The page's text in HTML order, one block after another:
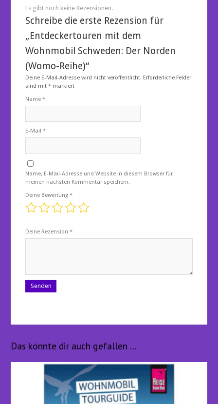
Es gibt noch keine Rezensionen.
Schreibe die erste Rezension für
„Entdeckertouren mit dem
Wohnmobil Schweden: Der Norden
(Womo-Reihe)“
Deine E-Mail-Adresse wird nicht veröffentlicht. Erforderliche Felder
sind mit* markiert
Name*
E-Mail*
Name, E-Mail-Adresse und Website in diesem Browser für
meinen nächsten Kommentar speichern.
Deine Bewertung*
Deine Rezension*
Das könnte dir auch gefallen …